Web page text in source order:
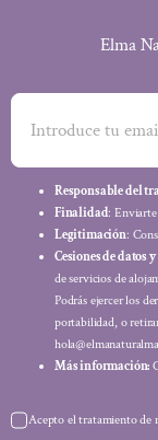
Elma
Responsable del
Finalidad:
Legitimación:
Cesiones de datos
de servicios de
Podrás ejercer los
portabilidad, o
Más información:
Acepto el tratamiento de